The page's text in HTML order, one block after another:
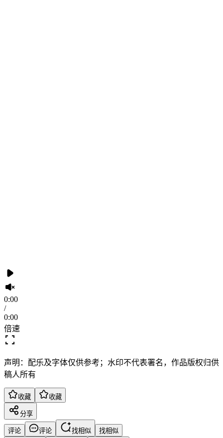
0:00
/
0:00
倍速
声明：配乐及字体仅供参考；水印不代表署名，作品版权归供
稿人所有
收藏 收藏
分享
评论 评论 找相似
找相似